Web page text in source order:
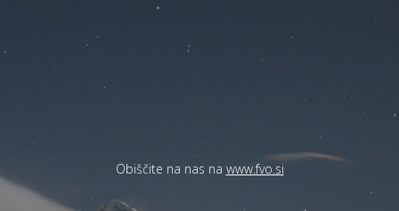
Obiščite na nas na www.fvo.si